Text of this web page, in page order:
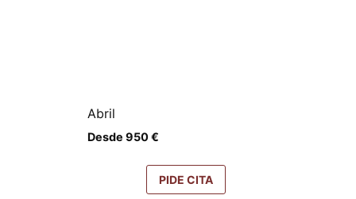
Abril
Desde950€
PIDE CITA